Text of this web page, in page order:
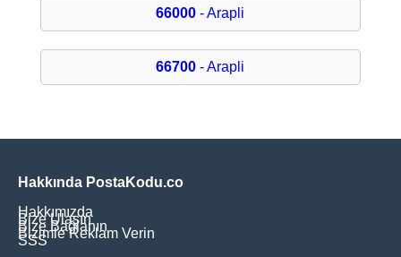
66000 - Arapli
66700 - Arapli
Hakkında PostaKodu.co
Hakkımızda
Bize Ulaşın
Bize Bağlanın
Bizimle Reklam Verin
SSS